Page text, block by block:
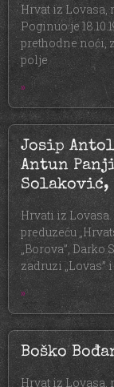
Hrvat iz Lovasa,
Poginuo je
prethodne noći,
polje
»
Josip
Antun
Hrvati iz
preduzeću
„Borova”,
zadruzi „Lovas” i
»
Boško
Hrvat iz Lovasa,